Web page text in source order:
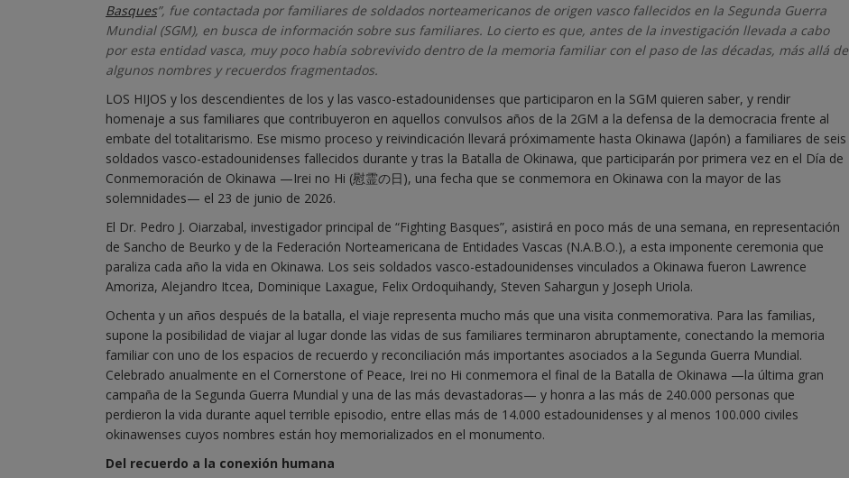
Basques”, fue contactada por familiares de soldados norteamericanos de origen vasco fallecidos en la Segunda Guerra
Mundial (SGM), en busca de información sobre sus familiares. Lo cierto es que, antes de la investigación llevada a cabo
por esta entidad vasca, muy poco había sobrevivido dentro de la memoria familiar con el paso de las décadas, más allá de
algunos nombres y recuerdos fragmentados.
LOS HIJOS y los descendientes de los y las vasco-estadounidenses que participaron en la SGM quieren saber, y rendir
homenaje a sus familiares que contribuyeron en aquellos convulsos años de la 2GM a la defensa de la democracia frente al
embate del totalitarismo. Ese mismo proceso y reivindicación llevará próximamente hasta Okinawa (Japón) a familiares de seis
soldados vasco-estadounidenses fallecidos durante y tras la Batalla de Okinawa, que participarán por primera vez en el Día de
Conmemoración de Okinawa —Irei no Hi (慰霊の日), una fecha que se conmemora en Okinawa con la mayor de las
solemnidades— el 23 de junio de 2026.
El Dr. Pedro J. Oiarzabal, investigador principal de “Fighting Basques”, asistirá en poco más de una semana, en representación
de Sancho de Beurko y de la Federación Norteamericana de Entidades Vascas (N.A.B.O.), a esta imponente ceremonia que
paraliza cada año la vida en Okinawa. Los seis soldados vasco-estadounidenses vinculados a Okinawa fueron Lawrence
Amoriza, Alejandro Itcea, Dominique Laxague, Felix Ordoquihandy, Steven Sahargun y Joseph Uriola.
Ochenta y un años después de la batalla, el viaje representa mucho más que una visita conmemorativa. Para las familias,
supone la posibilidad de viajar al lugar donde las vidas de sus familiares terminaron abruptamente, conectando la memoria
familiar con uno de los espacios de recuerdo y reconciliación más importantes asociados a la Segunda Guerra Mundial.
Celebrado anualmente en el Cornerstone of Peace, Irei no Hi conmemora el final de la Batalla de Okinawa —la última gran
campaña de la Segunda Guerra Mundial y una de las más devastadoras— y honra a las más de 240.000 personas que
perdieron la vida durante aquel terrible episodio, entre ellas más de 14.000 estadounidenses y al menos 100.000 civiles
okinawenses cuyos nombres están hoy memorializados en el monumento.
Del recuerdo a la conexión humana